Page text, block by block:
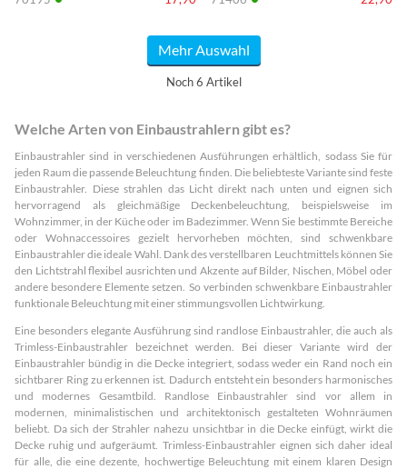
Mehr Auswahl
Noch 6 Artikel
Welche Arten von Einbaustrahlern gibt es?
Einbaustrahler sind in verschiedenen Ausführungen erhältlich, sodass Sie für
jeden Raum die passende Beleuchtung finden. Die beliebteste Variante sind feste
Einbaustrahler. Diese strahlen das Licht direkt nach unten und eignen sich
hervorragend als gleichmäßige Deckenbeleuchtung, beispielsweise im
Wohnzimmer, in der Küche oder im Badezimmer. Wenn Sie bestimmte Bereiche
oder Wohnaccessoires gezielt hervorheben möchten, sind schwenkbare
Einbaustrahler die ideale Wahl. Dank des verstellbaren Leuchtmittels können Sie
den Lichtstrahl flexibel ausrichten und Akzente auf Bilder, Nischen, Möbel oder
andere besondere Elemente setzen. So verbinden schwenkbare Einbaustrahler
funktionale Beleuchtung mit einer stimmungsvollen Lichtwirkung.
Eine besonders elegante Ausführung sind randlose Einbaustrahler, die auch als
Trimless-Einbaustrahler bezeichnet werden. Bei dieser Variante wird der
Einbaustrahler bündig in die Decke integriert, sodass weder ein Rand noch ein
sichtbarer Ring zu erkennen ist. Dadurch entsteht ein besonders harmonisches
und modernes Gesamtbild. Randlose Einbaustrahler sind vor allem in
modernen, minimalistischen und architektonisch gestalteten Wohnräumen
beliebt. Da sich der Strahler nahezu unsichtbar in die Decke einfügt, wirkt die
Decke ruhig und aufgeräumt. Trimless-Einbaustrahler eignen sich daher ideal
für alle, die eine dezente, hochwertige Beleuchtung mit einem klaren Design